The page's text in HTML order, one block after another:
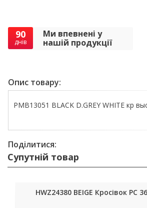
90
днів
Ми впевнені у
нашій продукції
Опис товару:
PMB13051 BLACK D.GREY WHITE кр
Поділитися:
Супутній товар
HWZ24380 BEIGE Кросівок РС